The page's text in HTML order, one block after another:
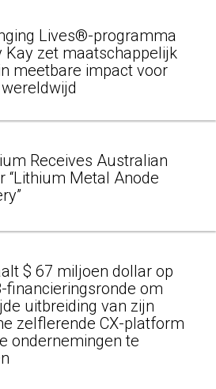
Lives®-programma
Kay zet maatschappelijk
meetbare impact voor
Receives Australian
“Lithium Metal Anode
$ 67 miljoen dollar op
financieringsronde om
uitbreiding van zijn
zelflerende CX-platform
ondernemingen te